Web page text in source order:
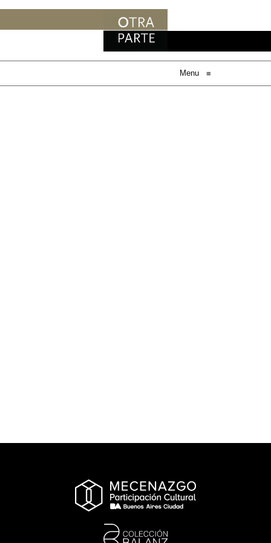
Menu ≡